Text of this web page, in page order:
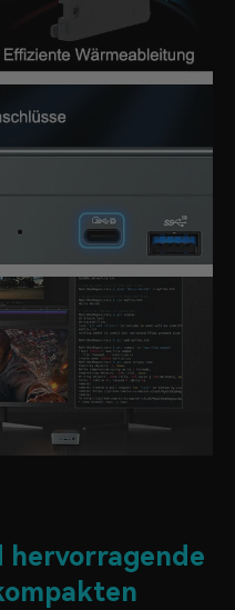
hervorragende